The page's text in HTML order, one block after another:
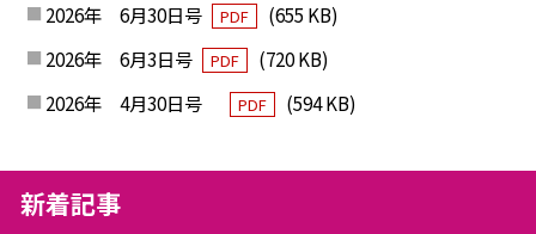
2026年 6月30日号 PDF
(655 KB)
2026年 6月3日号
PDF
(720 KB)
2026年 4月30日号
PDF (594 KB)
新着記事